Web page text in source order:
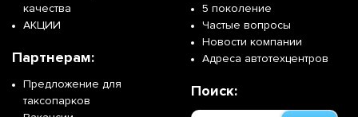
качества
АКЦИИ
Партнерам:
Предложение для
таксопарков
5 поколение
Частые вопросы
Новости компании
Адреса автотехцентров
Поиск: